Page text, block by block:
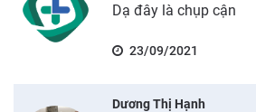
Dạ đây là chụp cận
23/09/2021
Dương Thị Hạnh